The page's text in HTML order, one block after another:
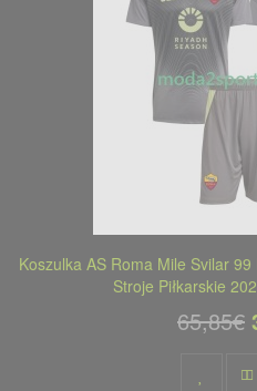
Koszulka AS Roma Mile Svilar
Stroje Piłkarskie
65,85€